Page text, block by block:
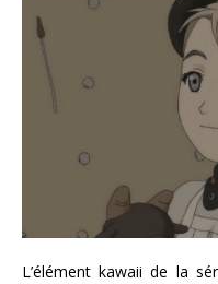
L’élément kawaii de la